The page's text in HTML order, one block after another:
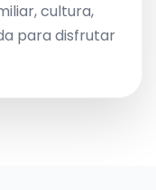
cultura,
para disfrutar